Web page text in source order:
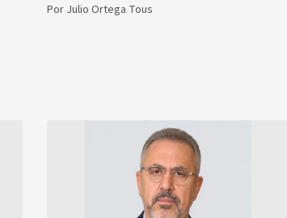
Por Julio Ortega Tous